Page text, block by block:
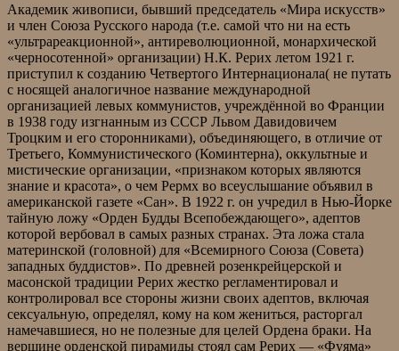
Академик живописи, бывший председатель «Мира искусств»
и член Союза Русского народа (т.е. самой что ни на есть
«ультрареакционной», антиреволюционной, монархической
«черносотенной» организации) Н.К. Рерих летом 1921 г.
приступил к созданию Четвертого Интернационала( не путать
с носящей аналогичное название международной
организацией левых коммунистов, учреждённой во Франции
в 1938 году изгнанным из СССР Львом Давидовичем
Троцким и его сторонниками), объединяющего, в отличие от
Третьего, Коммунистического (Коминтерна), оккультные и
мистические организации, «признаком которых являются
знание и красота», о чем Рермх во всеуслышание объявил в
американской газете «Сан». В 1922 г. он учредил в Нью-Йорке
тайную ложу «Орден Будды Всепобеждающего», адептов
которой вербовал в самых разных странах. Эта ложа стала
материнской (головной) для «Всемирного Союза (Совета)
западных буддистов». По древней розенкрейцерской и
масонской традиции Рерих жестко регламентировал и
контролировал все стороны жизни своих адептов, включая
сексуальную, определял, кому на ком жениться, расторгал
намечавшиеся, но не полезные для целей Ордена браки. На
вершине орденской пирамиды стоял сам Рерих — «Фуяма»